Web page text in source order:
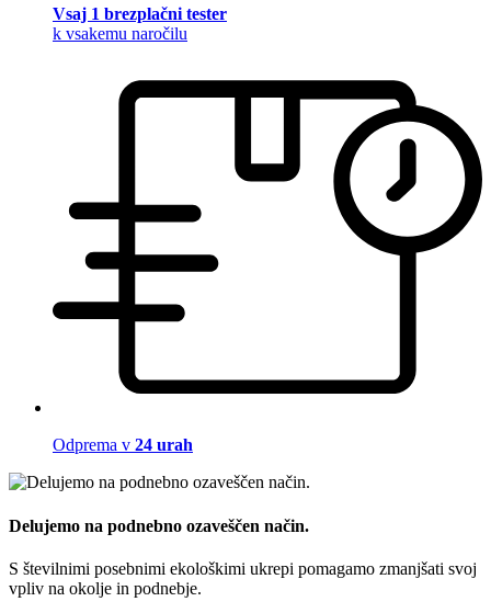
Vsaj 1 brezplačni tester
k vsakemu naročilu
Odprema v 24 urah
Delujemo na podnebno ozaveščen način.
S številnimi posebnimi ekološkimi ukrepi pomagamo zmanjšati svoj
vpliv na okolje in podnebje.